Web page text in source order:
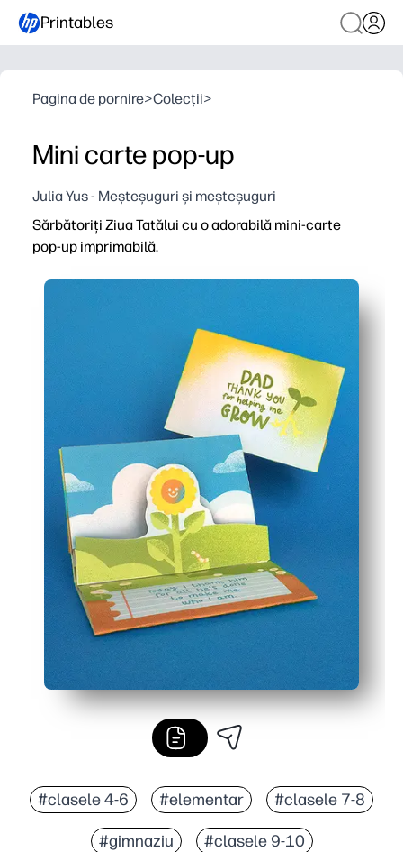
Printables
Pagina de pornire>Colecții>
Mini carte pop-up
Julia Yus - Meșteșuguri și meșteșuguri
Sărbătoriți Ziua Tatălui cu o adorabilă mini-carte
pop-up imprimabilă.
#clasele 4-6 #elementar #clasele 7-8
#gimnaziu #clasele 9-10